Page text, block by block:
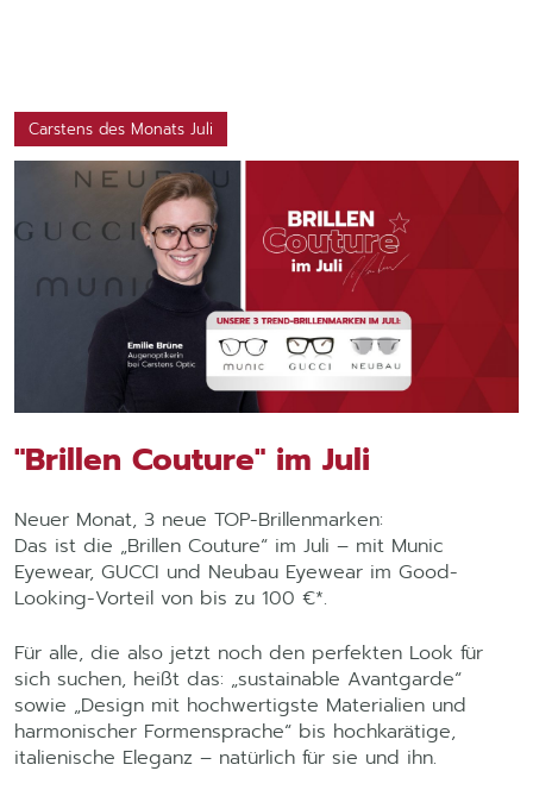
Carstens des Monats Juli
"Brillen Couture" im Juli
Neuer Monat, 3 neue TOP-Brillenmarken:
Das ist die „Brillen Couture“ im Juli – mit Munic
Eyewear, GUCCI und Neubau Eyewear im Good-
Looking-Vorteil von bis zu 100 €*.
Für alle, die also jetzt noch den perfekten Look für
sich suchen, heißt das: „sustainable Avantgarde“
sowie „Design mit hochwertigste Materialien und
harmonischer Formensprache“ bis hochkarätige,
italienische Eleganz – natürlich für sie und ihn.